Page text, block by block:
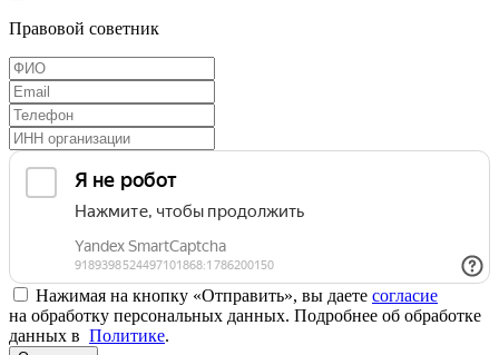
Правовой советник
Нажимая на кнопку «Отправить», вы даете согласие
на обработку персональных данных. Подробнее об обработке
данных в Политике.